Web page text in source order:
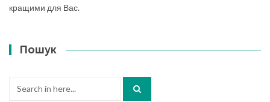
кращими для Вас.
Пошук